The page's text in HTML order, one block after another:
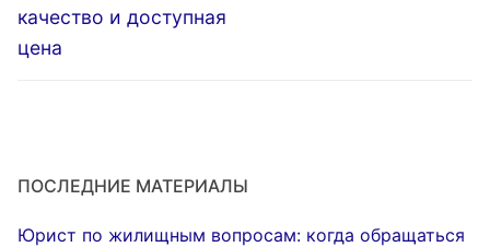
качество и доступная
цена
ПОСЛЕДНИЕ МАТЕРИАЛЫ
Юрист по жилищным вопросам: когда обращаться